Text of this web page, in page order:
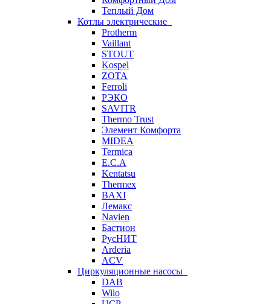
Теплый Дом
Котлы электрические
Protherm
Vaillant
STOUT
Kospel
ZOTA
Ferroli
РЭКО
SAVITR
Thermo Trust
Элемент Комфорта
MIDEA
Termica
E.C.A
Kentatsu
Thermex
BAXI
Лемакс
Navien
Бастион
РусНИТ
Arderia
ACV
Циркуляционные насосы
DAB
Wilo